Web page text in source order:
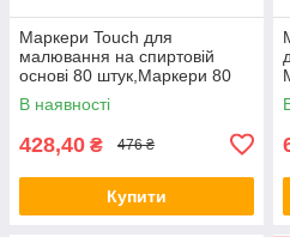
Маркери Touch для
малювання на спиртовій
основі 80 штук,Маркери 80
штук
В наявності
428,40 ₴ 476 ₴
Купити